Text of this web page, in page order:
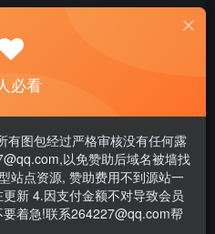
浏览器重试，这是百度网盘版本问
查看
等问题请《提交工单》
ジェントですから。✌️」
必看
有图包经过严格审核没有任何露
以免赞助后域名被墙找
站点资源, 赞助费用不到源站一
新 4.因支付金额不对导致会员
着急!联系264227@qq.com帮